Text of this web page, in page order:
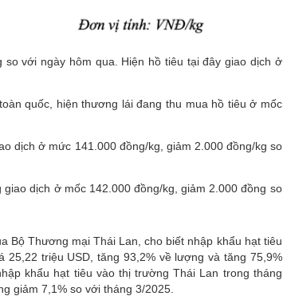
với ngày hôm qua. Hiện hồ tiêu tại đây giao dịch ở
quốc, hiện thương lái đang thu mua hồ tiêu ở mốc
dịch ở mức 141.000 đồng/kg, giảm 2.000 đồng/kg so
dịch ở mốc 142.000 đồng/kg, giảm 2.000 đồng so
Bộ Thương mại Thái Lan, cho biết nhập khẩu hạt tiêu
triệu USD, tăng 93,2% về lượng và tăng 75,9%
khẩu hạt tiêu vào thị trường Thái Lan trong tháng
giảm 7,1% so với tháng 3/2025.